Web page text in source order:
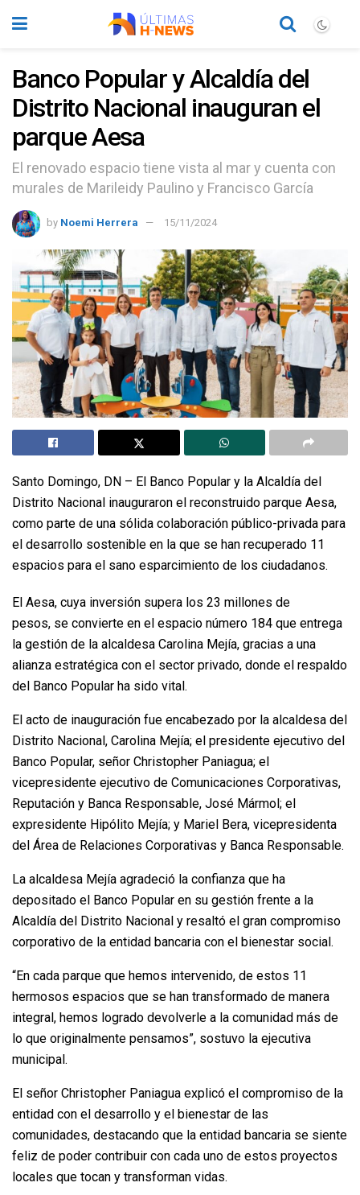
Banco Popular y Alcaldía del
Distrito Nacional inauguran el
parque Aesa
El renovado espacio tiene vista al mar y cuenta con
murales de Marileidy Paulino y Francisco García
by Noemi Herrera 15/11/2024
Santo Domingo, DN – El Banco Popular y la Alcaldía del
Distrito Nacional inauguraron el reconstruido parque Aesa,
como parte de una sólida colaboración público-privada para
el desarrollo sostenible en la que se han recuperado 11
espacios para el sano esparcimiento de los ciudadanos.
El Aesa, cuya inversión supera los 23 millones de
pesos, se convierte en el espacio número 184 que entrega
la gestión de la alcaldesa Carolina Mejía, gracias a una
alianza estratégica con el sector privado, donde el respaldo
del Banco Popular ha sido vital.
El acto de inauguración fue encabezado por la alcaldesa del
Distrito Nacional, Carolina Mejía; el presidente ejecutivo del
Banco Popular, señor Christopher Paniagua; el
vicepresidente ejecutivo de Comunicaciones Corporativas,
Reputación y Banca Responsable, José Mármol; el
expresidente Hipólito Mejía; y Mariel Bera, vicepresidenta
del Área de Relaciones Corporativas y Banca Responsable.
La alcaldesa Mejía agradeció la confianza que ha
depositado el Banco Popular en su gestión frente a la
Alcaldía del Distrito Nacional y resaltó el gran compromiso
corporativo de la entidad bancaria con el bienestar social.
“En cada parque que hemos intervenido, de estos 11
hermosos espacios que se han transformado de manera
integral, hemos logrado devolverle a la comunidad más de
lo que originalmente pensamos”, sostuvo la ejecutiva
municipal.
El señor Christopher Paniagua explicó el compromiso de la
entidad con el desarrollo y el bienestar de las
comunidades, destacando que la entidad bancaria se siente
feliz de poder contribuir con cada uno de estos proyectos
locales que tocan y transforman vidas.